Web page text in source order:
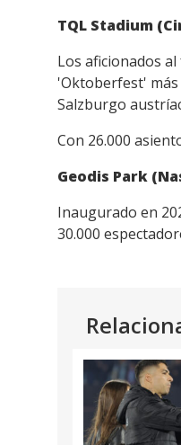
TQL Stadium
Los aficionados
'Oktoberfest'
Salzburgo
Con 26.000
Geodis Park
Inaugurado en
30.000